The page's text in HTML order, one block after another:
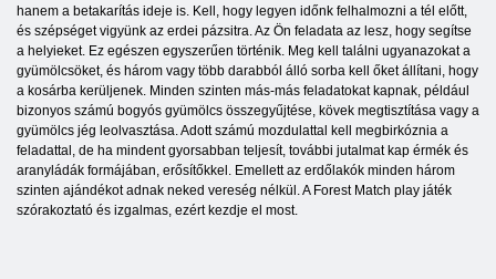
hanem a betakarítás ideje is. Kell, hogy legyen időnk felhalmozni a tél előtt,
és szépséget vigyünk az erdei pázsitra. Az Ön feladata az lesz, hogy segítse
a helyieket. Ez egészen egyszerűen történik. Meg kell találni ugyanazokat a
gyümölcsöket, és három vagy több darabból álló sorba kell őket állítani, hogy
a kosárba kerüljenek. Minden szinten más-más feladatokat kapnak, például
bizonyos számú bogyós gyümölcs összegyűjtése, kövek megtisztítása vagy a
gyümölcs jég leolvasztása. Adott számú mozdulattal kell megbirkóznia a
feladattal, de ha mindent gyorsabban teljesít, további jutalmat kap érmék és
aranyládák formájában, erősítőkkel. Emellett az erdőlakók minden három
szinten ajándékot adnak neked vereség nélkül. A Forest Match play játék
szórakoztató és izgalmas, ezért kezdje el most.